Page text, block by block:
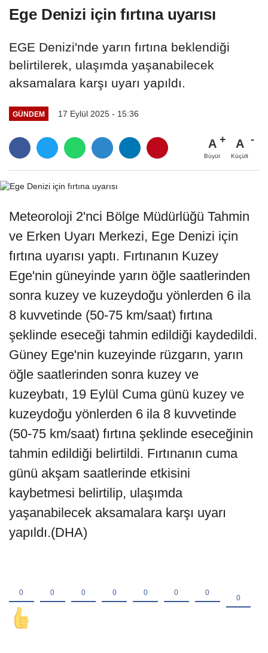
Ege Denizi için fırtına uyarısı
EGE Denizi'nde yarın fırtına beklendiği
belirtilerek, ulaşımda yaşanabilecek
aksamalara karşı uyarı yapıldı.
GÜNDEM 17 Eylül 2025 - 15:36
A
Büyüt
A
Küçült
Meteoroloji 2'nci Bölge Müdürlüğü Tahmin
ve Erken Uyarı Merkezi, Ege Denizi için
fırtına uyarısı yaptı. Fırtınanın Kuzey
Ege'nin güneyinde yarın öğle saatlerinden
sonra kuzey ve kuzeydoğu yönlerden 6 ila
8 kuvvetinde (50-75 km/saat) fırtına
şeklinde eseceği tahmin edildiği kaydedildi.
Güney Ege'nin kuzeyinde rüzgarın, yarın
öğle saatlerinden sonra kuzey ve
kuzeybatı, 19 Eylül Cuma günü kuzey ve
kuzeydoğu yönlerden 6 ila 8 kuvvetinde
(50-75 km/saat) fırtına şeklinde eseceğinin
tahmin edildiği belirtildi. Fırtınanın cuma
günü akşam saatlerinde etkisini
kaybetmesi belirtilip, ulaşımda
yaşanabilecek aksamalara karşı uyarı
yapıldı.(DHA)